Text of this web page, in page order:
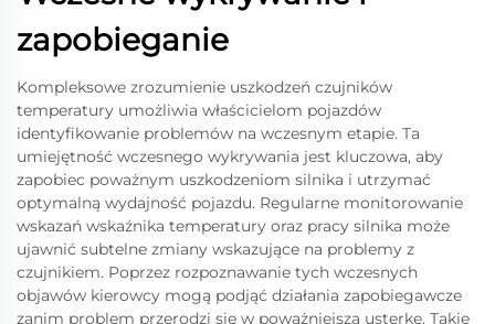
zapobieganie
Kompleksowe zrozumienie uszkodzeń czujników
temperatury umożliwia właścicielom pojazdów
identyfikowanie problemów na wczesnym etapie. Ta
umiejętność wczesnego wykrywania jest kluczowa, aby
zapobiec poważnym uszkodzeniom silnika i utrzymać
optymalną wydajność pojazdu. Regularne monitorowanie
wskazań wskaźnika temperatury oraz pracy silnika może
ujawnić subtelne zmiany wskazujące na problemy z
czujnikiem. Poprzez rozpoznawanie tych wczesnych
objawów kierowcy mogą podjąć działania zapobiegawcze
zanim problem przerodzi się w poważniejszą usterkę. Takie